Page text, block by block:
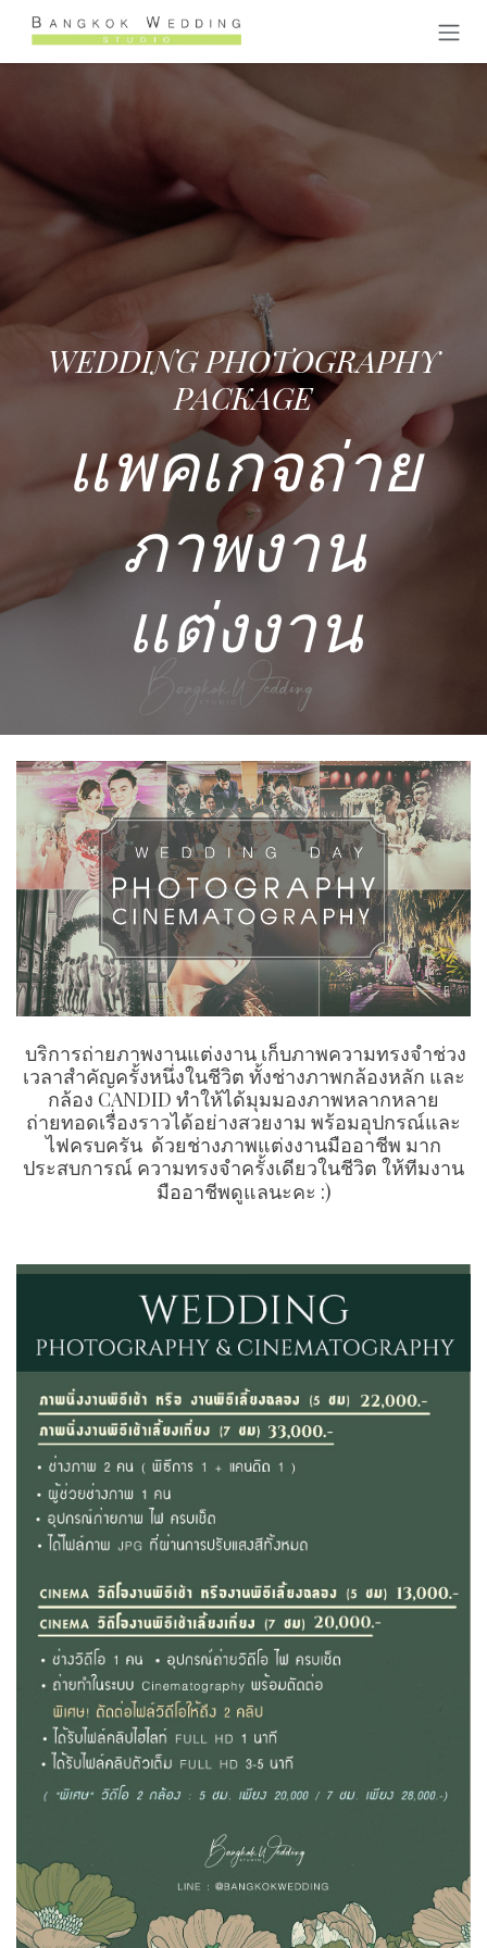
Skip to Content
WEDDING PHOTOGRAPHY
PACKAGE
แพคเกจถ่าย
ภาพงาน
แต่งงาน
บริการถ่ายภาพงานแต่งงาน เก็บภาพความทรงจำช่วง
เวลาสำคัญครั้งหนึ่งในชีวิต ทั้งช่างภาพกล้องหลัก และ
กล้อง CANDID ทำให้ได้มุมมองภาพหลากหลาย
ถ่ายทอดเรื่องราวได้อย่างสวยงาม พร้อมอุปกรณ์และ
ไฟครบครัน ด้วยช่างภาพแต่งงานมืออาชีพ มาก
ประสบการณ์ ความทรงจำครั้งเดียวในชีวิต ให้ทีมงาน
มืออาชีพดูแลนะคะ :)